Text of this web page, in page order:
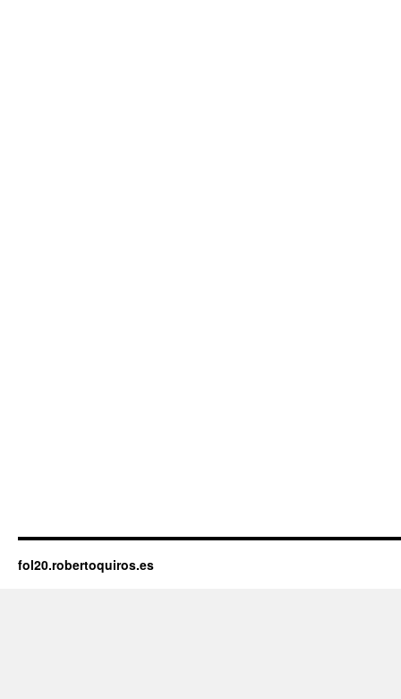
fol20.robertoquiros.es